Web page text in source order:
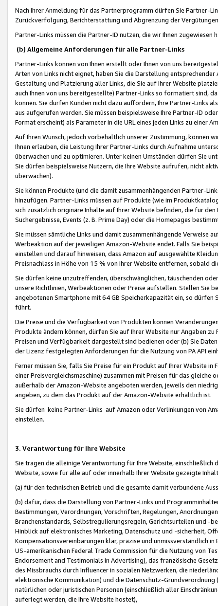
Nach Ihrer Anmeldung für das Partnerprogramm dürfen Sie Partner-
Zurückverfolgung, Berichterstattung und Abgrenzung der
Partner-Links müssen die Partner-ID nutzen, die wir Ihnen zugewiesen
(b) Allgemeine Anforderungen für alle Partner-Links
Partner-Links können von Ihnen erstellt oder Ihnen von uns
Arten von Links nicht eignet, haben Sie die Darstellung
Gestaltung und Platzierung aller Links, die Sie auf Ihrer Website
auch Ihnen von uns bereitgestellte) Partner-Links so formatiert sind,
können. Sie dürfen Kunden nicht dazu auffordern, Ihre Partner-Links
aus aufgerufen werden. Sie müssen beispielsweise Ihre Partner-ID
Format erscheint) als Parameter in die URL eines jeden Links zu einer
Auf Ihren Wunsch, jedoch vorbehaltlich unserer Zustimmung, können
Ihnen erlauben, die Leistung Ihrer Partner-Links durch Aufnahme
überwachen und zu optimieren. Unter keinen Umständen dürfen Sie
Sie dürfen beispielsweise Nutzern, die Ihre Website aufrufen, nicht
überwachen).
Sie können Produkte (und die damit zusammenhängenden Partner-
hinzufügen. Partner-Links müssen auf Produkte (wie im
sich zusätzlich originäre Inhalte auf Ihrer Website befinden, die für
Suchergebnisse, Events (z. B. Prime Day) oder die Homepages
Sie müssen sämtliche Links und damit zusammenhängende
Werbeaktion auf der jeweiligen Amazon-Website endet. Falls Sie
einstellen und darauf hinweisen, dass Amazon auf ausgewählte
Preisnachlass in Höhe von 15 % von Ihrer Website entfernen, sobald
Sie dürfen keine unzutreffenden, überschwänglichen, täuschenden
unsere Richtlinien, Werbeaktionen oder Preise aufstellen. Stellen Sie
angebotenen Smartphone mit 64 GB Speicherkapazität ein, so dürfen
führt.
Die Preise und die Verfügbarkeit von Produkten können
Produkte ändern können, dürfen Sie auf Ihrer Website nur Angaben
Preisen und Verfügbarkeit dargestellt sind bedienen oder (b) Sie
der Lizenz festgelegten Anforderungen für die Nutzung von PA API
Ferner müssen Sie, falls Sie Preise für ein Produkt auf Ihrer Website
einer Preisvergleichsmaschine) zusammen mit Preisen für das
außerhalb der Amazon-Website angeboten werden, jeweils den
angeben, zu dem das Produkt auf der Amazon-Website erhältlich ist.
Sie dürfen keine Partner-Links auf Amazon oder Verlinkungen von
einstellen.
3. Verantwortung für Ihre Website
Sie tragen die alleinige Verantwortung für Ihre Website,
Website, sowie für alle auf oder innerhalb Ihrer Website gezeigte
(a) für den technischen Betrieb und die gesamte damit verbundene
(b) dafür, dass die Darstellung von Partner-Links und
Bestimmungen, Verordnungen, Vorschriften, Regelungen,
Branchenstandards, Selbstregulierungsregeln, Gerichtsurteilen und -
Hinblick auf elektronisches Marketing, Datenschutz und -sicherheit,
Kompensationsvereinbarungen klar, präzise und unmissverständlich
US-amerikanischen Federal Trade Commission für die Nutzung von
Endorsement and Testimonials in Advertising), das französische
des Missbrauchs durch Influencer in sozialen Netzwerken, die
elektronische Kommunikation) und die Datenschutz-
natürlichen oder juristischen Personen (einschließlich aller
auferlegt werden, die Ihre Website hostet),